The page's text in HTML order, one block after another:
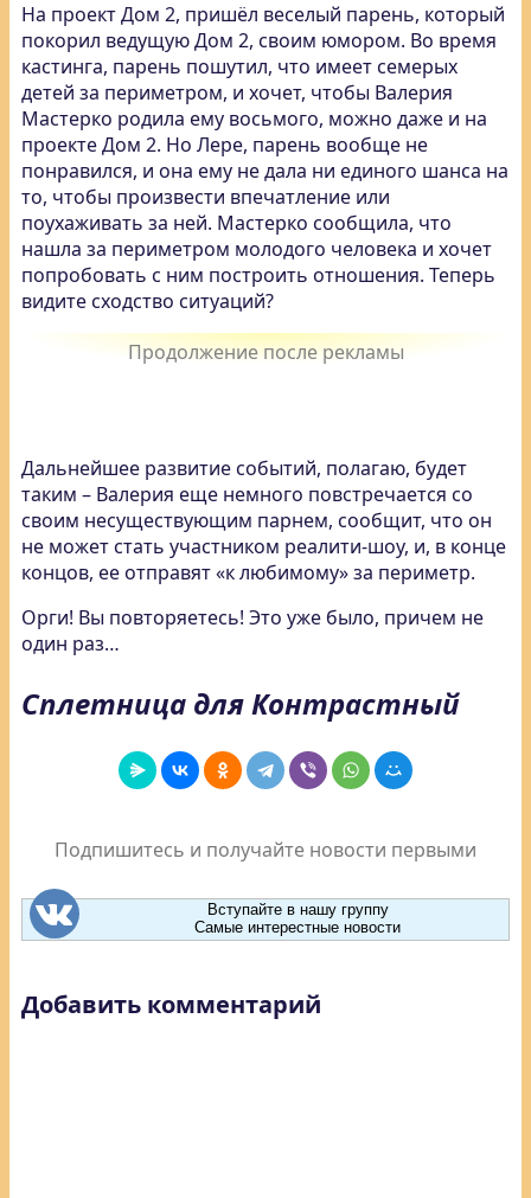
На проект Дом 2, пришёл веселый парень, который
покорил ведущую Дом 2, своим юмором. Во время
кастинга, парень пошутил, что имеет семерых
детей за периметром, и хочет, чтобы Валерия
Мастерко родила ему восьмого, можно даже и на
проекте Дом 2. Но Лере, парень вообще не
понравился, и она ему не дала ни единого шанса на
то, чтобы произвести впечатление или
поухаживать за ней. Мастерко сообщила, что
нашла за периметром молодого человека и хочет
попробовать с ним построить отношения. Теперь
видите сходство ситуаций?
Дальнейшее развитие событий, полагаю, будет
таким – Валерия еще немного повстречается со
своим несуществующим парнем, сообщит, что он
не может стать участником реалити-шоу, и, в конце
концов, ее отправят «к любимому» за периметр.
Орги! Вы повторяетесь! Это уже было, причем не
один раз…
Сплетница для Контрастный
Подпишитесь и получайте новости первыми
Вступайте в нашу группу
Самые интерестные новости
Добавить комментарий